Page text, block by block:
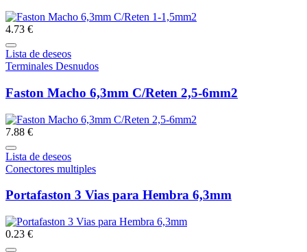
4.73 €
Lista de deseos
Terminales Desnudos
Faston Macho 6,3mm C/Reten 2,5-6mm2
7.88 €
Lista de deseos
Conectores multiples
Portafaston 3 Vias para Hembra 6,3mm
0.23 €